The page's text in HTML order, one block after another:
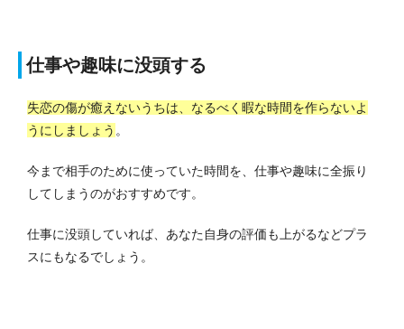
仕事や趣味に没頭する
失恋の傷が癒えないうちは、なるべく暇な時間を作らないよ
うにしましょう 。
今まで相手のために使っていた時間を、仕事や趣味に全振り
してしまうのがおすすめです。
仕事に没頭していれば、あなた自身の評価も上がるなどプラ
スにもなるでしょう。